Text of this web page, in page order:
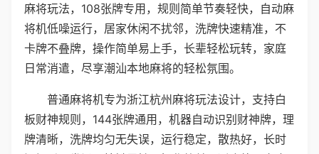
麻将玩法，108张牌专用，规则简单节奏轻快，自动麻
将机低噪运行，居家休闲不扰邻，洗牌快速精准，不
卡牌不叠牌，操作简单易上手，长辈轻松玩转，家庭
日常消遣，尽享潮汕本地麻将的轻松氛围。
普通麻将机专为浙江杭州麻将玩法设计，支持白
板财神规则，144张牌通用，机器自动识别财神牌，理
牌清晰，洗牌均匀无失误，运行稳定，散热好，长时